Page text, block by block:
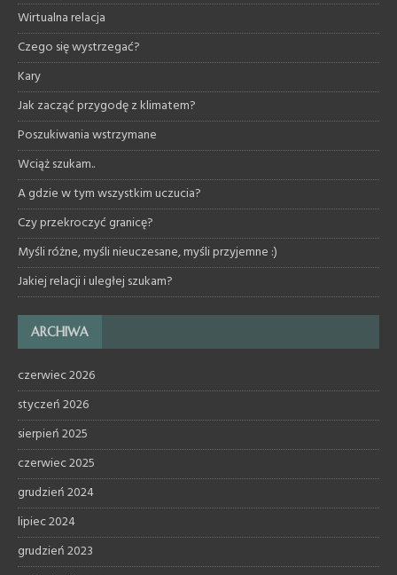
Wirtualna relacja
Czego się wystrzegać?
Kary
Jak zacząć przygodę z klimatem?
Poszukiwania wstrzymane
Wciąż szukam..
A gdzie w tym wszystkim uczucia?
Czy przekroczyć granicę?
Myśli różne, myśli nieuczesane, myśli przyjemne :)
Jakiej relacji i uległej szukam?
ARCHIWA
czerwiec 2026
styczeń 2026
sierpień 2025
czerwiec 2025
grudzień 2024
lipiec 2024
grudzień 2023